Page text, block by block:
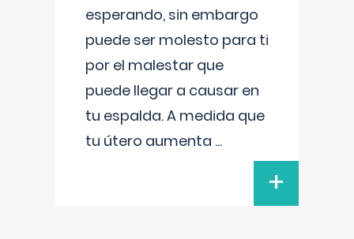
esperando, sin embargo
puede ser molesto para ti
por el malestar que
puede llegar a causar en
tu espalda. A medida que
tu útero aumenta ...
+